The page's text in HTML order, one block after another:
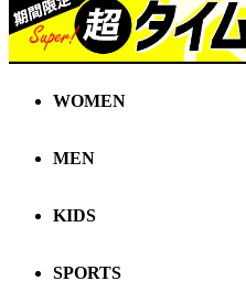
WOMEN
MEN
KIDS
SPORTS